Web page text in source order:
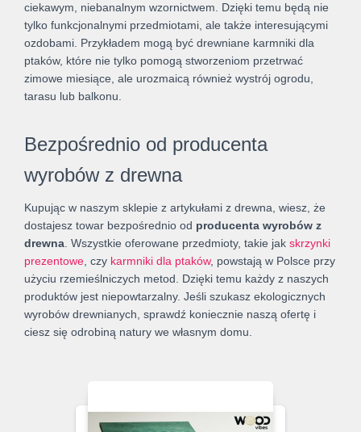
ciekawym, niebanalnym wzornictwem. Dzięki temu będą nie
tylko funkcjonalnymi przedmiotami, ale także interesującymi
ozdobami. Przykładem mogą być drewniane karmniki dla
ptaków, które nie tylko pomogą stworzeniom przetrwać
zimowe miesiące, ale urozmaicą również wystrój ogrodu,
tarasu lub balkonu.
Bezpośrednio od producenta
wyrobów z drewna
Kupując w naszym sklepie z artykułami z drewna, wiesz, że
dostajesz towar bezpośrednio od producenta wyrobów z
drewna . Wszystkie oferowane przedmioty, takie jak skrzynki
prezentowe , czy karmniki dla ptaków, powstają w Polsce przy
użyciu rzemieślniczych metod. Dzięki temu każdy z naszych
produktów jest niepowtarzalny. Jeśli szukasz ekologicznych
wyrobów drewnianych, sprawdź koniecznie naszą ofertę i
ciesz się odrobiną natury we własnym domu.